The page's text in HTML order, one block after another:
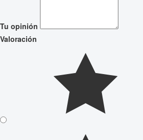
Tu opinión
Valoración